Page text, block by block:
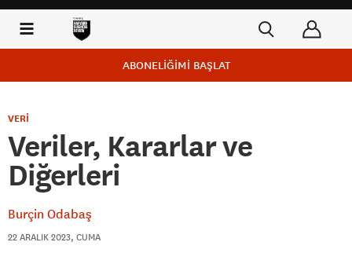
ABONELİĞİMİ BAŞLAT
VERİ
Veriler, Kararlar ve
Diğerleri
Burçin Odabaş
22 ARALIK 2023, CUMA